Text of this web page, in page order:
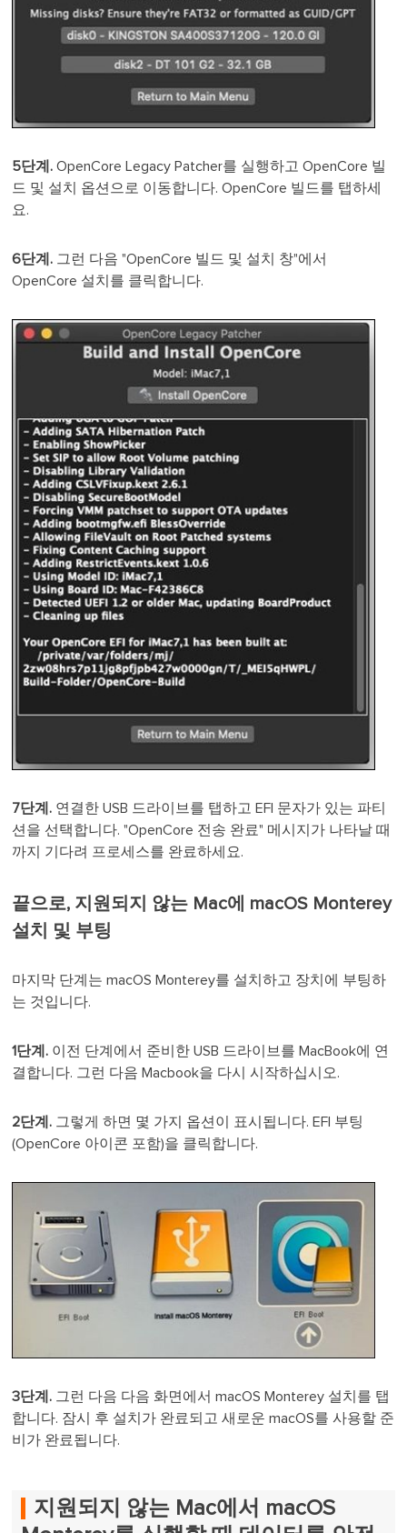
5단계. OpenCore Legacy Patcher를 실행하고 OpenCore 빌
드 및 설치 옵션으로 이동합니다. OpenCore 빌드를 탭하세
요.
6단계. 그런 다음 "OpenCore 빌드 및 설치 창"에서
OpenCore 설치를 클릭합니다.
7단계. 연결한 USB 드라이브를 탭하고 EFI 문자가 있는 파티
션을 선택합니다. "OpenCore 전송 완료" 메시지가 나타날 때
까지 기다려 프로세스를 완료하세요.
끝으로, 지원되지 않는 Mac에 macOS Monterey
설치 및 부팅
마지막 단계는 macOS Monterey를 설치하고 장치에 부팅하
는 것입니다.
1단계. 이전 단계에서 준비한 USB 드라이브를 MacBook에 연
결합니다. 그런 다음 Macbook을 다시 시작하십시오.
2단계. 그렇게 하면 몇 가지 옵션이 표시됩니다. EFI 부팅
(OpenCore 아이콘 포함)을 클릭합니다.
3단계. 그런 다음 다음 화면에서 macOS Monterey 설치를 탭
합니다. 잠시 후 설치가 완료되고 새로운 macOS를 사용할 준
비가 완료됩니다.
지원되지 않는 Mac에서 macOS